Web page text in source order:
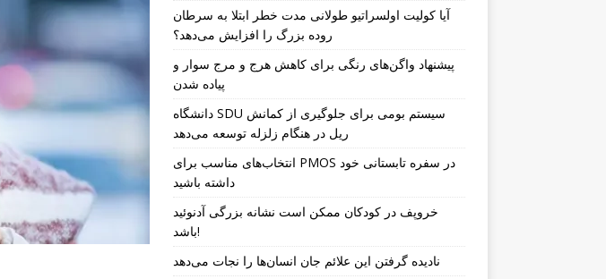
آیا کولیت اولسراتیو طولانی مدت خطر ابتلا به سرطان
روده بزرگ را افزایش می‌دهد؟
پیشنهاد واگن‌های رنگی برای کاهش هرج و مرج سوار و
پیاده شدن
دانشگاه SDU سیستم بومی برای جلوگیری از کمانش
ریل در هنگام زلزله توسعه می‌دهد
انتخاب‌های مناسب برای PMOS در سفره تابستانی خود
داشته باشید
خروپف در کودکان ممکن است نشانه بزرگی آدنوئید
باشد!
نادیده گرفتن این علائم جان انسان‌ها را نجات می‌دهد